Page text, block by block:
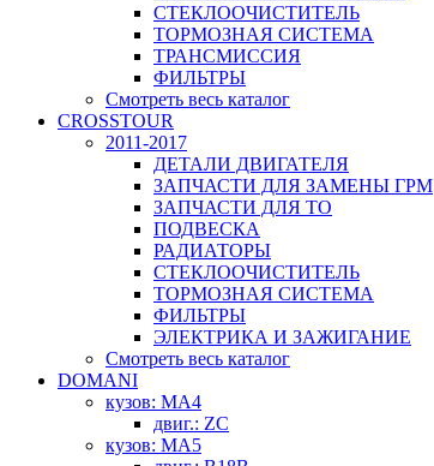
СТЕКЛООЧИСТИТЕЛЬ
ТОРМОЗНАЯ СИСТЕМА
ТРАНСМИССИЯ
ФИЛЬТРЫ
Смотреть весь каталог
CROSSTOUR
2011-2017
ДЕТАЛИ ДВИГАТЕЛЯ
ЗАПЧАСТИ ДЛЯ ЗАМЕНЫ ГРМ
ЗАПЧАСТИ ДЛЯ ТО
ПОДВЕСКА
РАДИАТОРЫ
СТЕКЛООЧИСТИТЕЛЬ
ТОРМОЗНАЯ СИСТЕМА
ФИЛЬТРЫ
ЭЛЕКТРИКА И ЗАЖИГАНИЕ
Смотреть весь каталог
DOMANI
кузов: MA4
двиг.: ZC
кузов: MA5